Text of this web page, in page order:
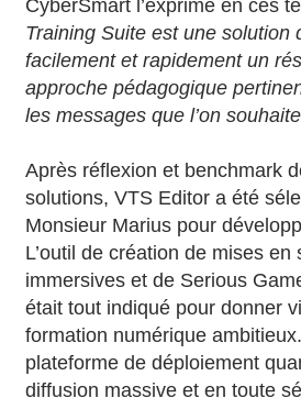
CyberSmart l’exprime en ces
Training Suite est une solution
facilement et rapidement un
approche pédagogique
les messages que l’on
Après réflexion et benchmark
solutions, VTS Editor a été
Monsieur Marius pour
L’outil de création de mises en
immersives et de Serious
était tout indiqué pour donner
formation numérique
plateforme de déploiement
diffusion massive et en toute